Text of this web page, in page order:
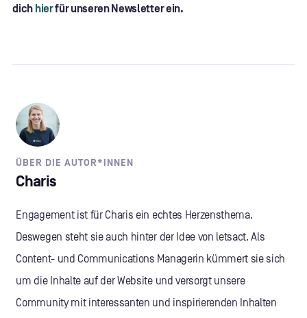
dich hierfür unseren Newsletter ein.
ÜBER DIE AUTOR*INNEN
Charis
Engagement ist für Charis ein echtes Herzensthema.
Deswegen steht sie auch hinter der Idee von letsact. Als
Content- und Communications Managerin kümmert sie sich
um die Inhalte auf der Website und versorgt unsere
Community mit interessanten und inspirierenden Inhalten